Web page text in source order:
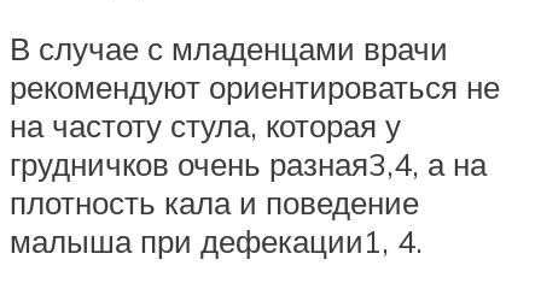
В случае с младенцами врачи
рекомендуют ориентироваться не
на частоту стула, которая у
грудничков очень разная3,4, а на
плотность кала и поведение
малыша при дефекации1, 4.